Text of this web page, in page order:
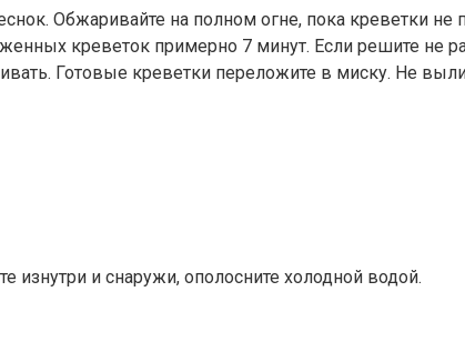
Обжаривайте на полном огне, пока креветки не
креветок примерно 7 минут. Если решите не
Готовые креветки переложите в миску. Не
изнутри и снаружи, ополосните холодной водой.